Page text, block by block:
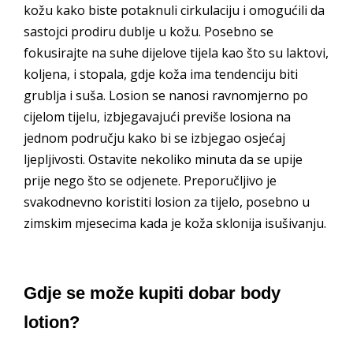
kožu kako biste potaknuli cirkulaciju i omogućili da
sastojci prodiru dublje u kožu. Posebno se
fokusirajte na suhe dijelove tijela kao što su laktovi,
koljena, i stopala, gdje koža ima tendenciju biti
grublja i suša. Losion se nanosi ravnomjerno po
cijelom tijelu, izbjegavajući previše losiona na
jednom području kako bi se izbjegao osjećaj
ljepljivosti. Ostavite nekoliko minuta da se upije
prije nego što se odjenete. Preporučljivo je
svakodnevno koristiti losion za tijelo, posebno u
zimskim mjesecima kada je koža sklonija isušivanju.
Gdje se može kupiti dobar body
lotion?